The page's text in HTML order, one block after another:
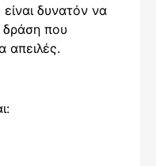
δυνατόν να
δράση που
απειλές.